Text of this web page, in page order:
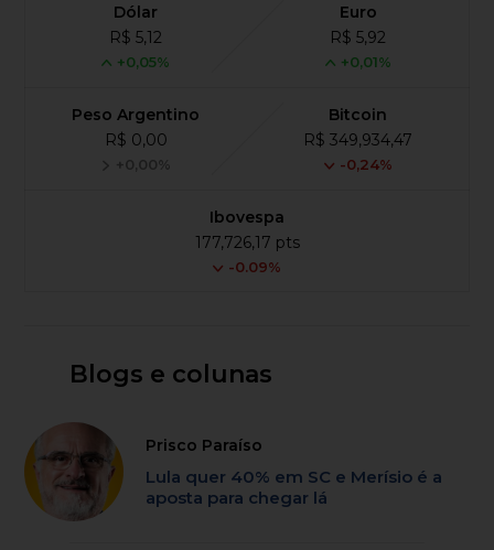
Dólar
R$ 5,12
+0,05%
Euro
R$ 5,92
+0,01%
Peso Argentino
R$ 0,00
+0,00%
Bitcoin
R$ 349,934,47
-0,24%
Ibovespa
177,726,17 pts
-0.09%
Blogs e colunas
Prisco Paraíso
Lula quer 40% em SC e Merísio é a
aposta para chegar lá